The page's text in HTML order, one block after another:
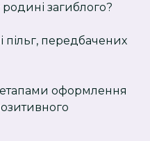
загиблого?
пільг, передбачених
оформлення